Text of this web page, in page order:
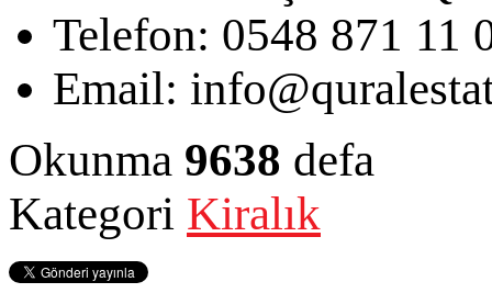
Telefon: 0548 871 11
Email:
Okunma 9638 defa
Kategori Kiralık